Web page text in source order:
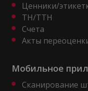
Ценники/
ТН/ТТН
Счета
Акты
Мобильное
Сканирование